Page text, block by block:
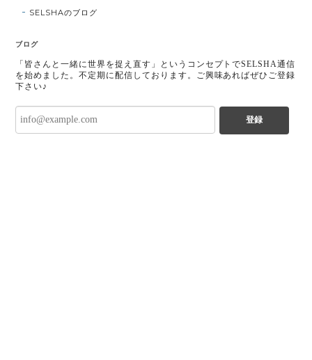
SELSHAのブログ
ブログ
「皆さんと一緒に世界を捉え直す」というコンセプトでSELSHA通信
を始めました。不定期に配信しております。ご興味あればぜひご登録
下さい♪
登録